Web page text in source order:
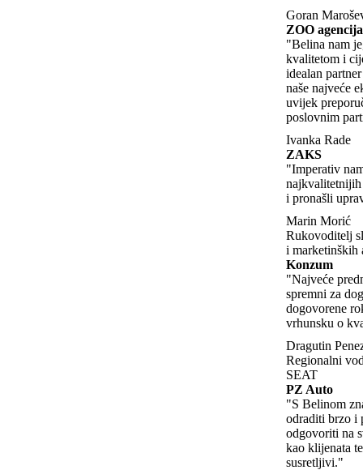
Goran
ZOO agencija
"Belina nam
kvalitetom i
idealan
naše najveće
uvijek
poslovnim
Ivanka Rade
ZAKS
"Imperativ
najkvalitetnijih
i pronašli
Marin Morić
Rukovoditelj
i marketinških
Konzum
"Najveće
spremni za
dogovorene
vrhunsku o
Dragutin
Regionalni
SEAT
PZ Auto
"S Belinom
odraditi brzo i
odgovoriti na
kao klijenata
susretljivi."